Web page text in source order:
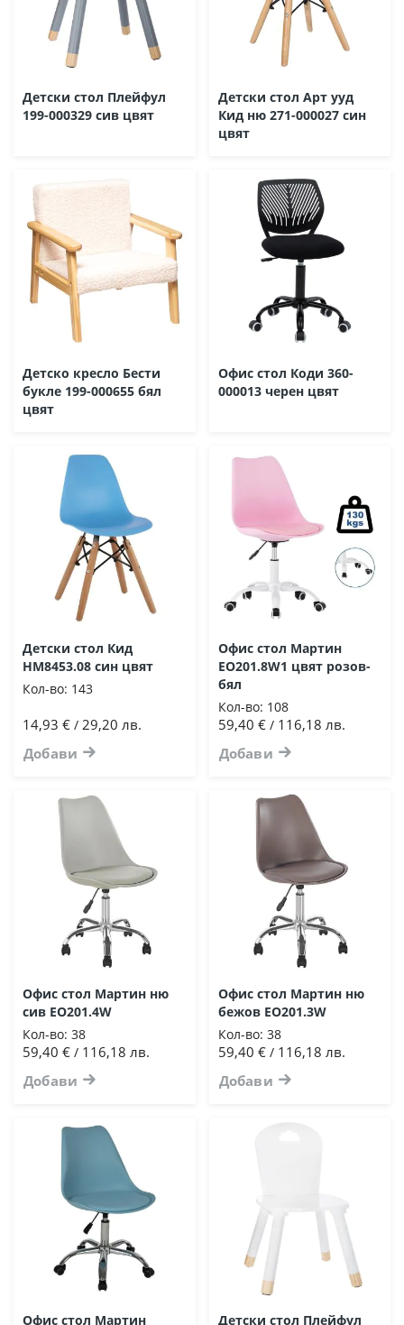
Детски стол Плейфул
199-000329 сив цвят
Детски стол Арт ууд
Кид ню 271-000027 син
цвят
Детско кресло Бести
букле 199-000655 бял
цвят
Офис стол Коди 360-
000013 черен цвят
Детски стол Кид
HM8453.08 син цвят
Кол-во: 143
14,93 € / 29,20 лв.
Добави
Офис стол Мартин
EO201.8W1 цвят розов-
бял
Кол-во: 108
59,40 €/ 116,18 лв.
Добави
Офис стол Мартин ню
сив EO201.4W
Кол-во: 38
59,40 € / 116,18 лв.
Добави
Офис стол Мартин ню
бежов EO201.3W
Кол-во: 38
59,40 €/ 116,18 лв.
Добави
Офис стол Мартин
Детски стол Плейфул